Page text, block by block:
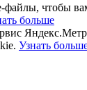
файлы, чтобы
больше
Узнать